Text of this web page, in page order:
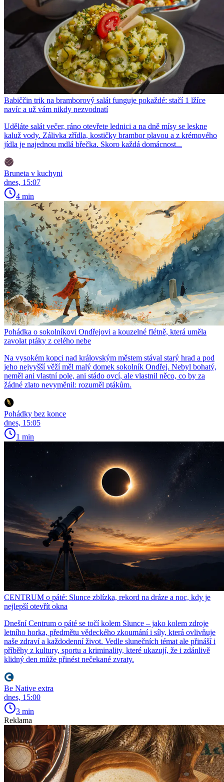
Babiččin trik na bramborový salát funguje pokaždé: stačí 1 lžíce
navíc a už vám nikdy nezvodnatí
Uděláte salát večer, ráno otevřete lednici a na dně mísy se leskne
kaluž vody. Zálivka zřídla, kostičky brambor plavou a z krémového
jídla je najednou mdlá břečka. Skoro každá domácnost...
Bruneta v kuchyni
dnes, 15:07
4 min
Pohádka o sokolníkovi Ondřejovi a kouzelné flétně, která uměla
zavolat ptáky z celého nebe
Na vysokém kopci nad královským městem stával starý hrad a pod
jeho nejvyšší věží měl malý domek sokolník Ondřej. Nebyl bohatý,
neměl ani vlastní pole, ani stádo ovcí, ale vlastnil něco, co by za
žádné zlato nevyměnil: rozuměl ptákům.
Pohádky bez konce
dnes, 15:05
1 min
CENTRUM o páté: Slunce zblízka, rekord na dráze a noc, kdy je
nejlepší otevřít okna
Dnešní Centrum o páté se točí kolem Slunce – jako kolem zdroje
letního horka, předmětu vědeckého zkoumání i síly, která ovlivňuje
naše zdraví a každodenní život. Vedle slunečních témat ale přináší i
příběhy z kultury, sportu a kriminality, které ukazují, že i zdánlivě
klidný den může přinést nečekané zvraty.
Be Native extra
dnes, 15:00
3 min
Reklama